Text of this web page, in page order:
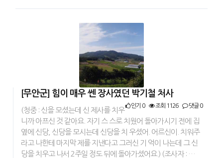
[무안군] 힘이 매우 쎈 장사였던 박기철 처사
인기 0 조회 1126 댓글 0
(청중 : 신을 모셨는데 신 제사를 치우
니까 아프신 것 같아요. 자기 스 스로 치웠어 돌아가시기 전에 집
옆에 신당, 신당을 모시는데 신당을 치 우셨어. 어르신이. 치워주
라고 나한테 마지막 제를 지낸다고 그러신 기 억이 나는데 그 신
당을 치우고 나서 2주일 정도 뒤에 돌아가셨어요.) (조사자 : …